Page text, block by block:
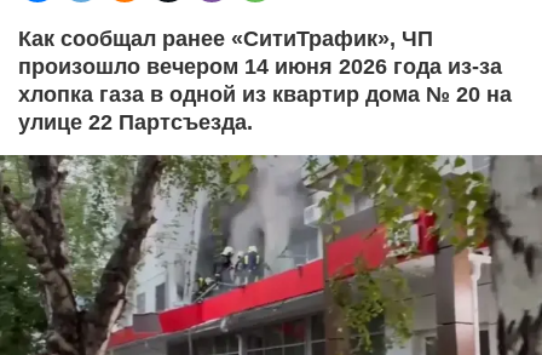
Как сообщал ранее «СитиТрафик», ЧП
произошло вечером 14 июня 2026 года из-за
хлопка газа в одной из квартир дома № 20 на
улице 22 Партсъезда.